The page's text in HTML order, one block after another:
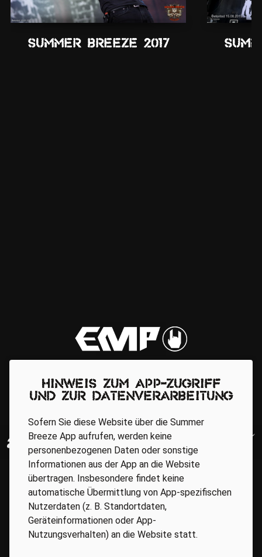
Summer Breeze 2017
Hinweis zum App-Zugriff
und zur Datenverarbeitung
Sofern Sie diese Website über die Summer
Breeze App aufrufen, werden keine
personenbezogenen Daten oder sonstige
Informationen aus der App an die Website
übertragen. Insbesondere findet keine
automatische Übermittlung von App-spezifischen
Nutzerdaten (z. B. Standortdaten,
Geräteinformationen oder App-
Nutzungsverhalten) an die Website statt.